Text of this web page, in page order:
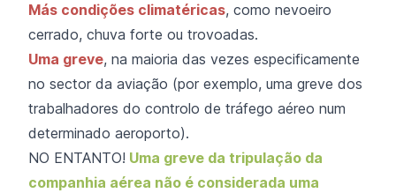
Más condições climatéricas, como nevoeiro
cerrado, chuva forte ou trovoadas.
Uma greve, na maioria das vezes especificamente
no sector da aviação (por exemplo, uma greve dos
trabalhadores do controlo de tráfego aéreo num
determinado aeroporto).
NO ENTANTO! Uma greve da tripulação da
companhia aérea não é considerada uma